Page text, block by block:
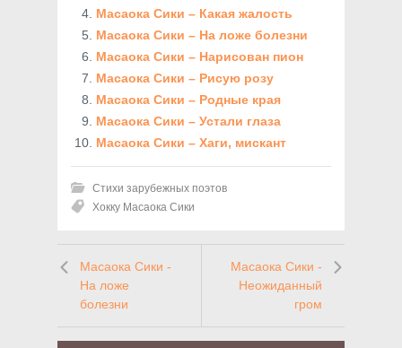
Масаока Сики – Какая жалость
Масаока Сики – На ложе болезни
Масаока Сики – Нарисован пион
Масаока Сики – Рисую розу
Масаока Сики – Родные края
Масаока Сики – Устали глаза
Масаока Сики – Хаги, мискант
Стихи зарубежных поэтов
Хокку Масаока Сики
Масаока Сики -
На ложе
болезни
Масаока Сики -
Неожиданный
гром